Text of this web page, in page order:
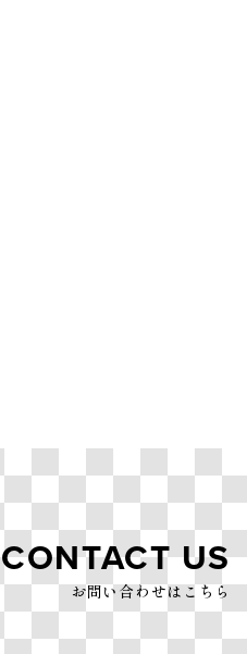
CONTACT US
お問い合わせはこちら